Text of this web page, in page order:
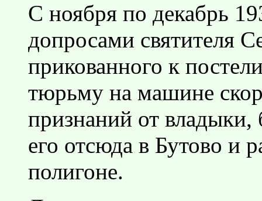
С ноября по декабрь
допросами святителя
прикованного к
тюрьму на машине
признаний от владыки,
его отсюда в Бутово и
полигоне.